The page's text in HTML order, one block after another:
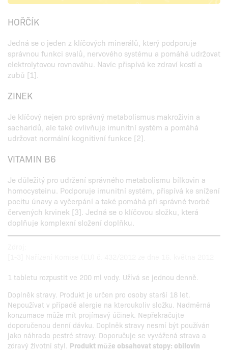
HOŘČÍK
Jedná se o jeden z klíčových minerálů, který podporuje
správnou funkci svalů, nervového systému a pomáhá udržovat
elektrolytovou rovnováhu. Navíc přispívá ke zdraví kostí a
zubů [1].
ZINEK
Je klíčový nejen pro správný metabolismus makroživin a
sacharidů, ale také ovlivňuje imunitní systém a pomáhá
udržovat normální kognitivní funkce [2].
VITAMIN B6
Je důležitý pro udržení správného metabolismu bílkovin a
homocysteinu. Podporuje imunitní systém, přispívá ke snížení
pocitu únavy a vyčerpání a také pomáhá při správné tvorbě
červených krvinek [3]. Jedná se o klíčovou složku, která
doplňuje komplexní složení doplňku.
1 tabletu rozpustit ve 200 ml vody. Užívá se jednou denně.
Doplněk stravy. Produkt je určen pro osoby starší 18 let.
Nepoužívat v případě alergie na kteroukoliv složku. Nadměrná
konzumace může mít projímavý účinek. Nepřekračujte
doporučenou denní dávku. Doplněk stravy nesmí být používán
jako náhrada pestré stravy. Doporučuje se vyvážená strava a
zdravý životní styl. Produkt může obsahovat stopy: obilovin